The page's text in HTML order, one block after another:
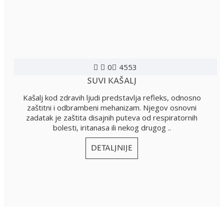
0 4553
SUVI KAŠALJ
Kašalj kod zdravih ljudi predstavlja refleks, odnosno
zaštitni i odbrambeni mehanizam. Njegov osnovni
zadatak je zaštita disajnih puteva od respiratornih
bolesti, iritanasa ili nekog drugog ..
DETALJNIJE